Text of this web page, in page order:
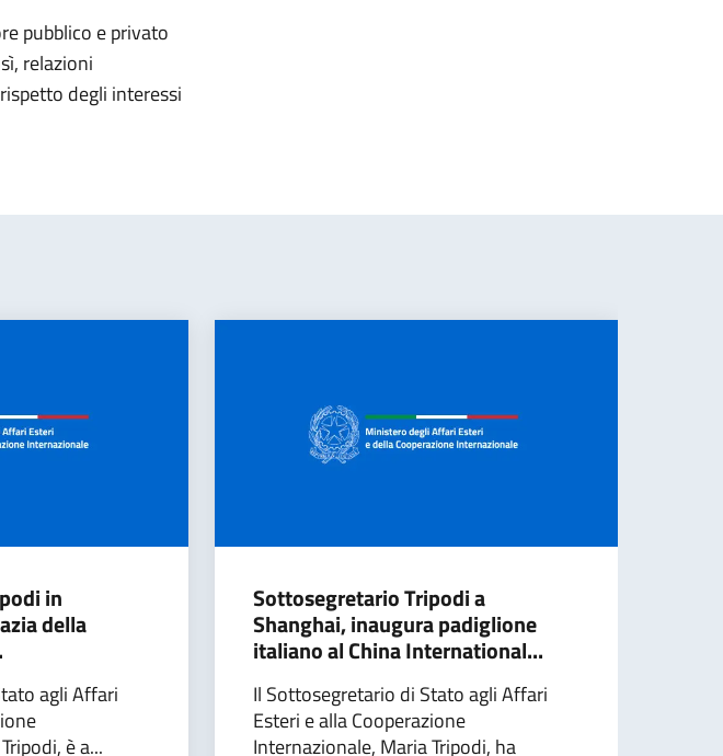
pubblico e privato
relazioni
degli interessi
in
della
agli Affari
è a...
Sottosegretario Tripodi a
Shanghai, inaugura padiglione
italiano al China International...
Il Sottosegretario di Stato agli Affari
Esteri e alla Cooperazione
Internazionale, Maria Tripodi, ha